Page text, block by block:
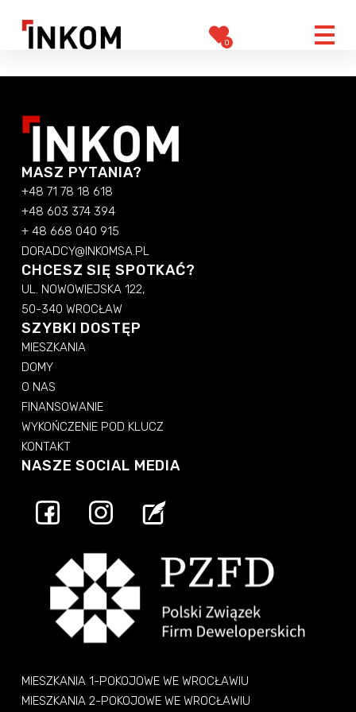
0
MASZ PYTANIA?
+48 71 78 18 618
+48 603 374 394
+ 48 668 040 915
DORADCY@INKOMSA.PL
CHCESZ SIĘ SPOTKAĆ?
UL. NOWOWIEJSKA 122,
50-340 WROCŁAW
SZYBKI DOSTĘP
MIESZKANIA
DOMY
O NAS
FINANSOWANIE
WYKOŃCZENIE POD KLUCZ
KONTAKT
NASZE SOCIAL MEDIA
MIESZKANIA 1-POKOJOWE WE WROCŁAWIU
MIESZKANIA 2-POKOJOWE WE WROCŁAWIU